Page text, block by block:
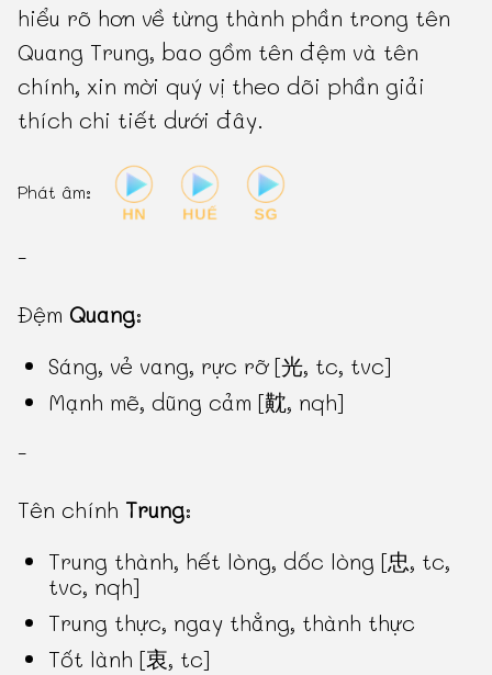
hiểu rõ hơn về từng thành phần trong tên
Quang Trung, bao gồm tên đệm và tên
chính, xin mời quý vị theo dõi phần giải
thích chi tiết dưới đây.
Phát âm:
-
Đệm Quang:
Sáng, vẻ vang, rực rỡ [光, tc, tvc]
Mạnh mẽ, dũng cảm [黆, nqh]
-
Tên chính Trung:
Trung thành, hết lòng, dốc lòng [忠, tc,
tvc, nqh]
Trung thực, ngay thẳng, thành thực
Tốt lành [衷, tc]